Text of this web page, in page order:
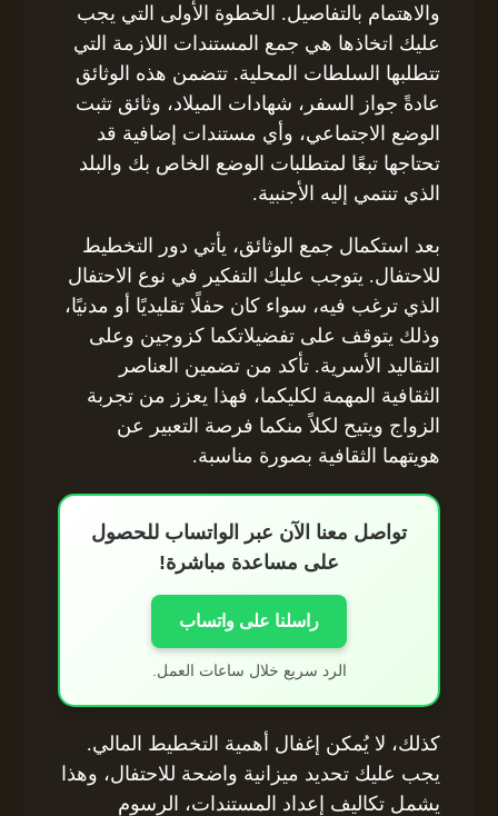
والاهتمام بالتفاصيل. الخطوة الأولى التي يجب
عليك اتخاذها هي جمع المستندات اللازمة التي
تتطلبها السلطات المحلية. تتضمن هذه الوثائق
عادةً جواز السفر، شهادات الميلاد، وثائق تثبت
الوضع الاجتماعي، وأي مستندات إضافية قد
تحتاجها تبعًا لمتطلبات الوضع الخاص بك والبلد
الذي تنتمي إليه الأجنبية.
بعد استكمال جمع الوثائق، يأتي دور التخطيط
للاحتفال. يتوجب عليك التفكير في نوع الاحتفال
الذي ترغب فيه، سواء كان حفلًا تقليديًا أو مدنيًا،
وذلك يتوقف على تفضيلاتكما كزوجين وعلى
التقاليد الأسرية. تأكد من تضمين العناصر
الثقافية المهمة لكليكما، فهذا يعزز من تجربة
الزواج ويتيح لكلاً منكما فرصة التعبير عن
هويتهما الثقافية بصورة مناسبة.
تواصل معنا الآن عبر الواتساب للحصول
على مساعدة مباشرة!
راسلنا على واتساب
الرد سريع خلال ساعات العمل.
كذلك، لا يُمكن إغفال أهمية التخطيط المالي.
يجب عليك تحديد ميزانية واضحة للاحتفال، وهذا
يشمل تكاليف إعداد المستندات، الرسوم